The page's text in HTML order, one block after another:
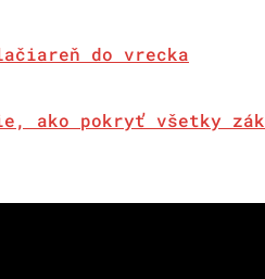
do vrecka
ako pokryť všetky